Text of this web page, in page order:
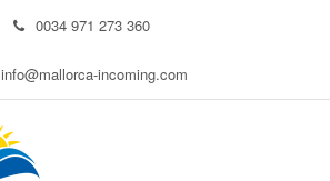
0034 971 273 360
info@mallorca-incoming.com